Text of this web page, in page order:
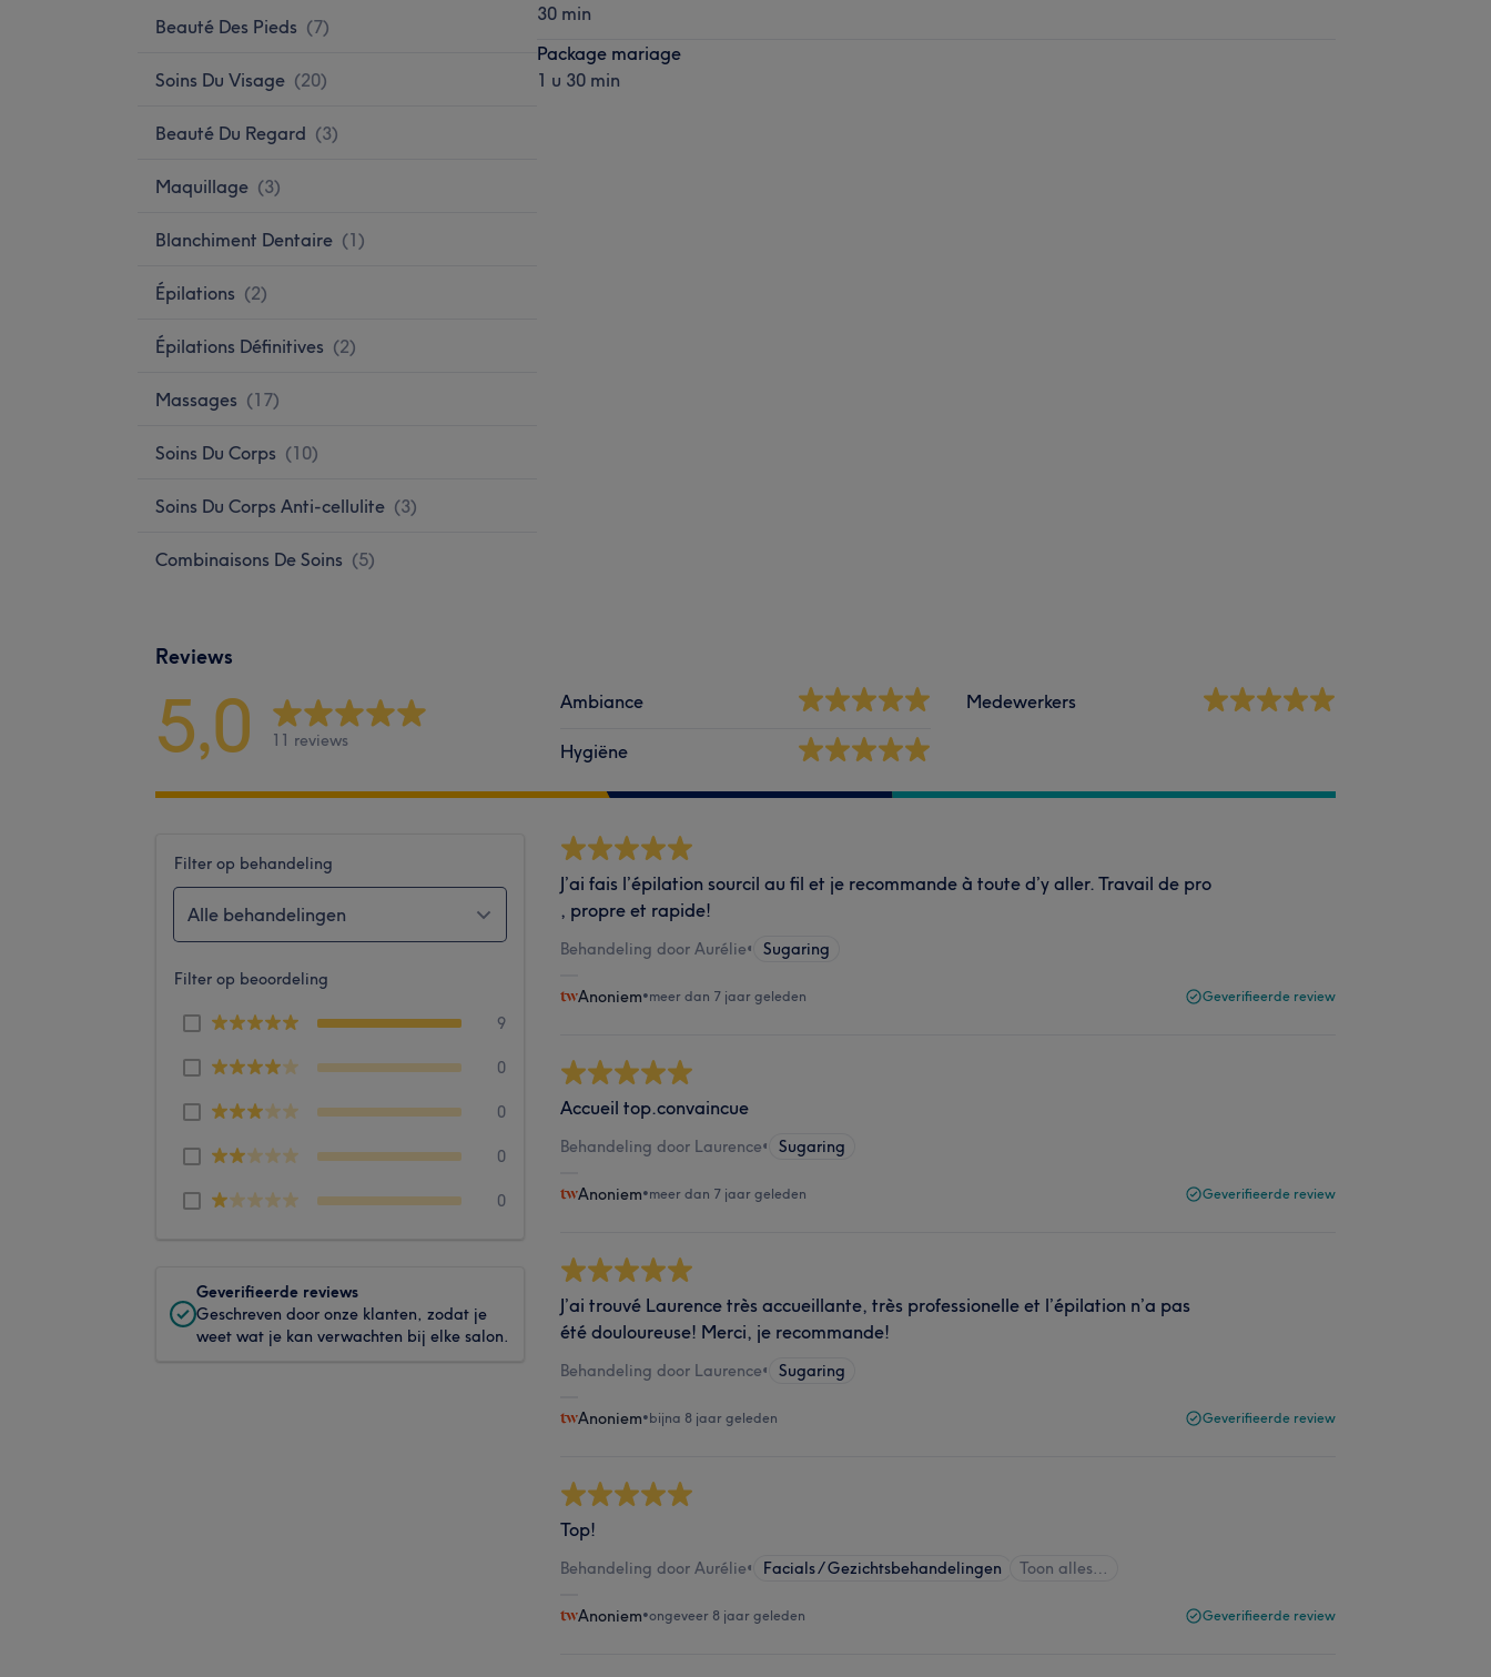
Beauté Des Pieds (7)
Soins Du Visage (20)
Beauté Du Regard (3)
Maquillage (3)
Blanchiment Dentaire (1)
Épilations (2)
Épilations Définitives (2)
Massages (17)
Soins Du Corps (10)
Soins Du Corps Anti-cellulite (3)
Combinaisons De Soins (5)
30 min
Package mariage
1 u 30 min
Reviews
5,0 11 reviews
Ambiance
Hygiëne
Medewerkers
Filter op behandeling
Alle behandelingen
Filter op beoordeling
9
0
0
0
0
Geverifieerde reviews
Geschreven door onze klanten, zodat je
weet wat je kan verwachten bij elke salon.
J’ai fais l’épilation sourcil au fil et je recommande à toute d’y aller. Travail de pro
, propre et rapide!
Behandeling door Aurélie• Sugaring
Anoniem•meer dan 7 jaar geleden Geverifieerde review
Accueil top.convaincue
Behandeling door Laurence• Sugaring
Anoniem•meer dan 7 jaar geleden Geverifieerde review
J’ai trouvé Laurence très accueillante, très professionelle et l’épilation n’a pas
été douloureuse! Merci, je recommande!
Behandeling door Laurence• Sugaring
Anoniem•bijna 8 jaar geleden Geverifieerde review
Top!
Behandeling door Aurélie• Facials / Gezichtsbehandelingen Toon alles…
Anoniem•ongeveer 8 jaar geleden Geverifieerde review